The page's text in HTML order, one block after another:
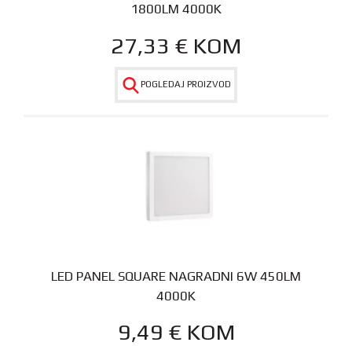
1800LM 4000K
27,33 € KOM
POGLEDAJ PROIZVOD
LED PANEL SQUARE NAGRADNI 6W 450LM
4000K
9,49 € KOM